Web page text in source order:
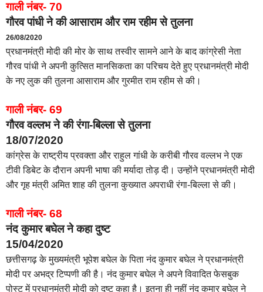
गाली नंबर- 70
गौरव पांधी ने की आसाराम और राम रहीम से तुलना
26/08/2020
प्रधानमंत्री मोदी की मोर के साथ तस्वीर सामने आने के बाद कांग्रेसी नेता
गौरव पांधी ने अपनी कुत्सित मानसिकता का परिचय देते हुए प्रधानमंत्री मोदी
के नए लुक की तुलना आसाराम और गुरमीत राम रहीम से की।
गाली नंबर- 69
गौरव वल्लभ ने की रंगा-बिल्ला से तुलना
18/07/2020
कांग्रेस के राष्ट्रीय प्रवक्ता और राहुल गांधी के करीबी गौरव वल्लभ ने एक
टीवी डिबेट के दौरान अपनी भाषा की मर्यादा तोड़ दी। उन्होंने प्रधानमंत्री मोदी
और गृह मंत्री अमित शाह की तुलना कुख्यात अपराधी रंगा-बिल्ला से की।
गाली नंबर- 68
नंद कुमार बघेल ने कहा दुष्ट
15/04/2020
छत्तीसगढ़ के मुख्यमंत्री भूपेश बघेल के पिता नंद कुमार बघेल ने प्रधानमंत्री
मोदी पर अभद्र टिप्पणी की है। नंद कुमार बघेल ने अपने विवादित फेसबुक
पोस्ट में प्रधानमंत्री मोदी को दुष्ट कहा है। इतना ही नहीं नंद कुमार बघेल ने